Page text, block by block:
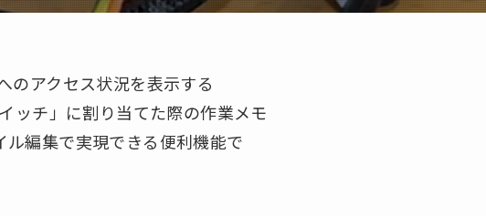
のアクセス状況を表示する
ッチ」に割り当てた際の作業メモ
編集で実現できる便利機能で